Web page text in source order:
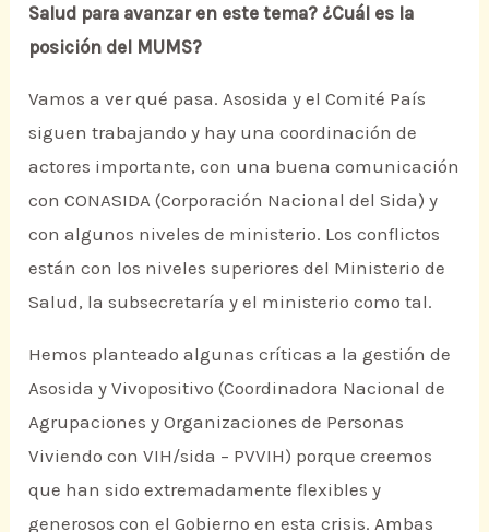
Salud para avanzar en este tema? ¿Cuál es la
posición del MUMS?
Vamos a ver qué pasa. Asosida y el Comité País
siguen trabajando y hay una coordinación de
actores importante, con una buena comunicación
con CONASIDA (Corporación Nacional del Sida) y
con algunos niveles de ministerio. Los conflictos
están con los niveles superiores del Ministerio de
Salud, la subsecretaría y el ministerio como tal.
Hemos planteado algunas críticas a la gestión de
Asosida y Vivopositivo (Coordinadora Nacional de
Agrupaciones y Organizaciones de Personas
Viviendo con VIH/sida – PVVIH) porque creemos
que han sido extremadamente flexibles y
generosos con el Gobierno en esta crisis. Ambas